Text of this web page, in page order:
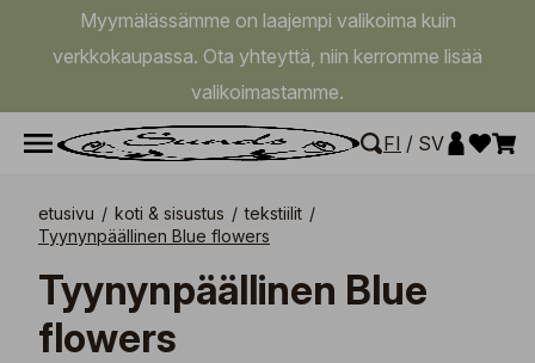
Myymälässämme on laajempi valikoima kuin
verkkokaupassa. Ota yhteyttä, niin kerromme lisää
valikoimastamme.
FI / SV
etusivu / koti & sisustus / tekstiilit /
Tyynynpäällinen Blue flowers
Tyynynpäällinen Blue
flowers